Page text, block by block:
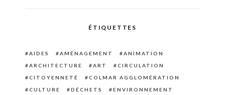
ÉTIQUETTES
AIDES AMÉNAGEMENT
ANIMATION
ARCHITECTURE
ART
CIRCULATION
CITOYENNETÉ
COLMAR AGGLOMÉRATION
CULTURE
DÉCHETS
ENVIRONNEMENT